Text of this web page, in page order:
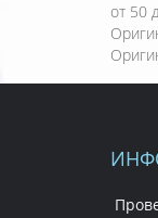
от 50